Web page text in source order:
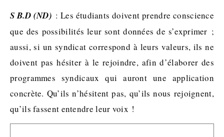
S B.D (ND) : Les étudiants doivent prendre conscience
que des possibilités leur sont données de s’exprimer ;
aussi, si un syndicat correspond à leurs valeurs, ils ne
doivent pas hésiter à le rejoindre, afin d’élaborer des
programmes syndicaux qui auront une application
concrète. Qu’ils n’hésitent pas, qu’ils nous rejoignent,
qu’ils fassent entendre leur voix !